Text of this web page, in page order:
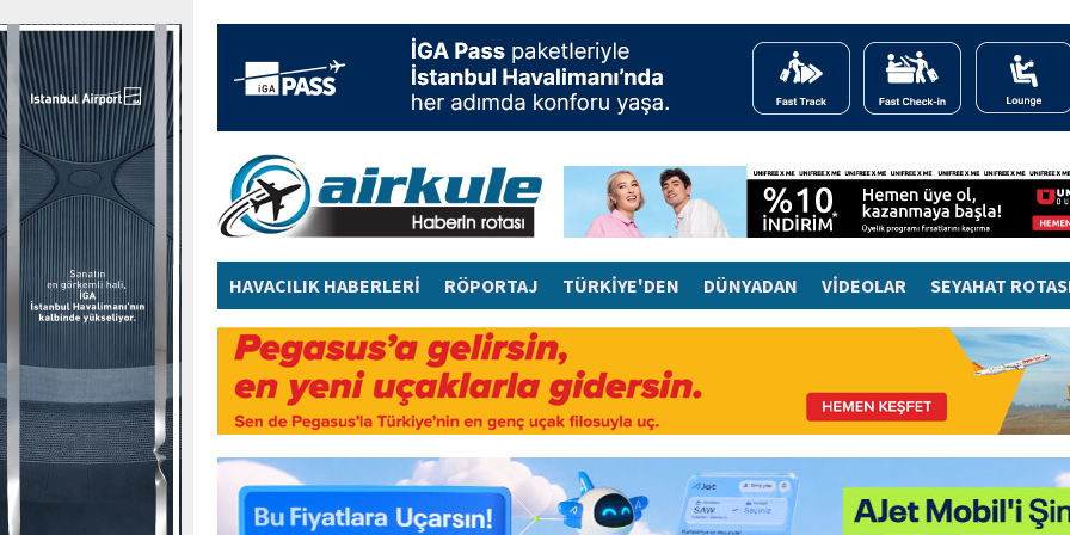
HAVACILIK HABERLERİ RÖPORTAJ TÜRKİYE'DEN DÜNYADAN VİDEOLAR SEYAHAT